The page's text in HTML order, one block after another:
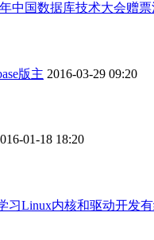
中国数据库技术大会赠
版主 2016-03-29 09:20
01-18 18:20
习Linux内核和驱动开发